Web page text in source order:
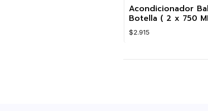
Acondicionador
Botella ( 2 x 750
$2.915